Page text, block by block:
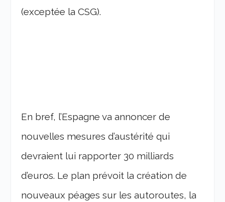
(exceptée la CSG).
En bref, l’Espagne va annoncer de
nouvelles mesures d’austérité qui
devraient lui rapporter 30 milliards
d’euros. Le plan prévoit la création de
nouveaux péages sur les autoroutes, la